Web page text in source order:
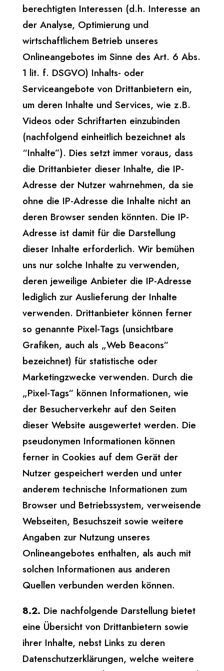
berechtigten Interessen (d.h. Interesse an
der Analyse, Optimierung und
wirtschaftlichem Betrieb unseres
Onlineangebotes im Sinne des Art. 6 Abs.
1 lit. f. DSGVO) Inhalts- oder
Serviceangebote von Drittanbietern ein,
um deren Inhalte und Services, wie z.B.
Videos oder Schriftarten einzubinden
(nachfolgend einheitlich bezeichnet als
“Inhalte”). Dies setzt immer voraus, dass
die Drittanbieter dieser Inhalte, die IP-
Adresse der Nutzer wahrnehmen, da sie
ohne die IP-Adresse die Inhalte nicht an
deren Browser senden könnten. Die IP-
Adresse ist damit für die Darstellung
dieser Inhalte erforderlich. Wir bemühen
uns nur solche Inhalte zu verwenden,
deren jeweilige Anbieter die IP-Adresse
lediglich zur Auslieferung der Inhalte
verwenden. Drittanbieter können ferner
so genannte Pixel-Tags (unsichtbare
Grafiken, auch als „Web Beacons“
bezeichnet) für statistische oder
Marketingzwecke verwenden. Durch die
„Pixel-Tags“ können Informationen, wie
der Besucherverkehr auf den Seiten
dieser Website ausgewertet werden. Die
pseudonymen Informationen können
ferner in Cookies auf dem Gerät der
Nutzer gespeichert werden und unter
anderem technische Informationen zum
Browser und Betriebssystem, verweisende
Webseiten, Besuchszeit sowie weitere
Angaben zur Nutzung unseres
Onlineangebotes enthalten, als auch mit
solchen Informationen aus anderen
Quellen verbunden werden können.
8.2. Die nachfolgende Darstellung bietet
eine Übersicht von Drittanbietern sowie
ihrer Inhalte, nebst Links zu deren
Datenschutzerklärungen, welche weitere